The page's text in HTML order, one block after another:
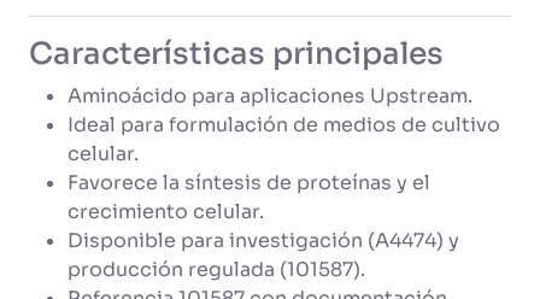
Características principales
Aminoácido para aplicaciones Upstream.
Ideal para formulación de medios de cultivo
celular.
Favorece la síntesis de proteínas y el
crecimiento celular.
Disponible para investigación (A4474) y
producción regulada (101587).